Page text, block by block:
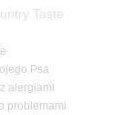
Taste
Psa
alergiami
problemami